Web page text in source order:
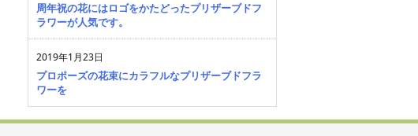
周年祝の花にはロゴをかたどったプリザーブドフ
ラワーが人気です。
2019年1月23日
プロポーズの花束にカラフルなプリザーブドフラ
ワーを